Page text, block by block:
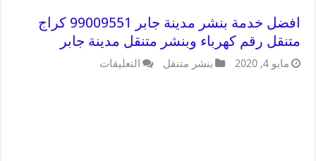
افضل خدمة بنشر مدينة جابر 99009551 كراج
متنقل رقم كهرباء وبنشر متنقل مدينة جابر
مايو 4, 2020 بنشر متنقل التعليقات